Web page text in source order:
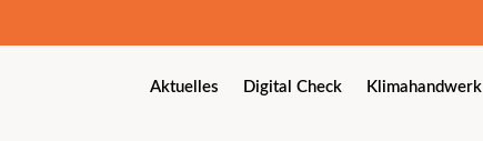
Aktuelles Digital Check Klimahandwerk